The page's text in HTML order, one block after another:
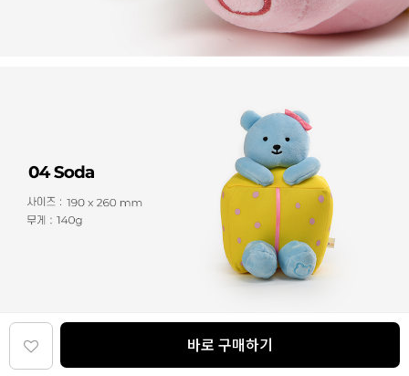
바로 구매하기